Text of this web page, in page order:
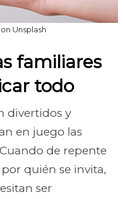
Unsplash
familiares
todo
divertidos y
en juego las
de repente
quién se invita,
ser